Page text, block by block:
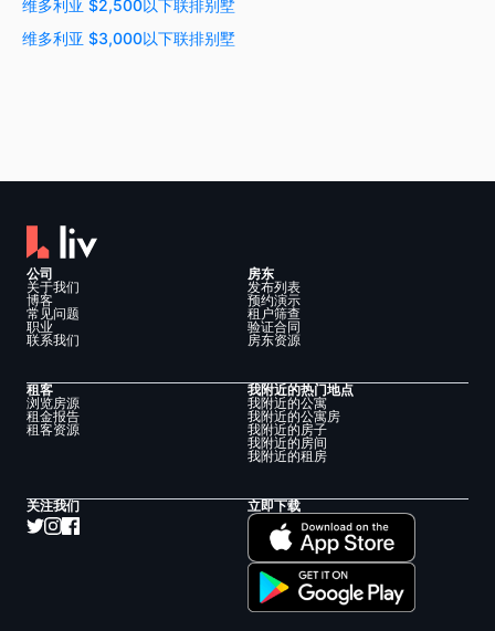
维多利亚 $2,500以下联排别墅
维多利亚 $3,000以下联排别墅
公司
关于我们
博客
常见问题
职业
联系我们
房东
发布列表
预约演示
租户筛查
验证合同
房东资源
租客
浏览房源
租金报告
租客资源
我附近的热门地点
我附近的公寓
我附近的公寓房
我附近的房子
我附近的房间
我附近的租房
关注我们 立即下载